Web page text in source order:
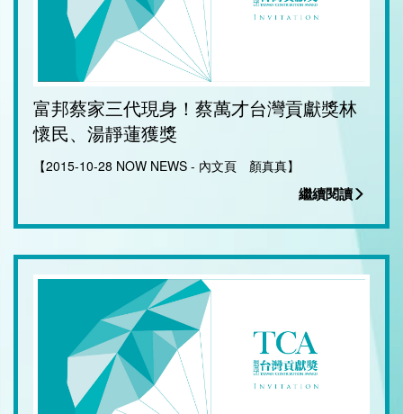
富邦蔡家三代現身！蔡萬才台灣貢獻獎林
懷民、湯靜蓮獲獎
【2015-10-28 NOW NEWS - 內文頁 顏真真】
繼續閱讀